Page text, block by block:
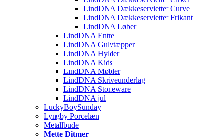
LindDNA Dækkeservietter Curve
LindDNA Dækkeservietter Frikant
LindDNA Løber
LindDNA Entre
LindDNA Gulvtæpper
LindDNA Hylder
LindDNA Kids
LindDNA Møbler
LindDNA Skriveunderlag
LindDNA Stoneware
LindDNA jul
LuckyBoySunday
Lyngby Porcelæn
Metallbude
Mette Ditmer